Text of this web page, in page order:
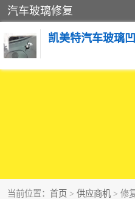
汽车玻璃修复
凯美特汽车玻璃
当前位置： 首页 > 供应商机 > 修